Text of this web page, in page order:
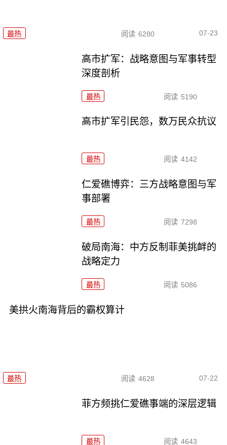
最热 阅读 6280 07-23
高市扩军：战略意图与军事转型
深度剖析
最热 阅读 5190
高市扩军引民怨，数万民众抗议
最热 阅读 4142
仁爱礁博弈：三方战略意图与军
事部署
最热 阅读 7298
破局南海：中方反制菲美挑衅的
战略定力
最热 阅读 5086
美拱火南海背后的霸权算计
最热 阅读 4628 07-22
菲方频挑仁爱礁事端的深层逻辑
最热 阅读 4643